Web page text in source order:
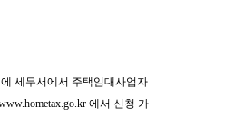
세무서에서 주택임대사업자
에서 신청 가